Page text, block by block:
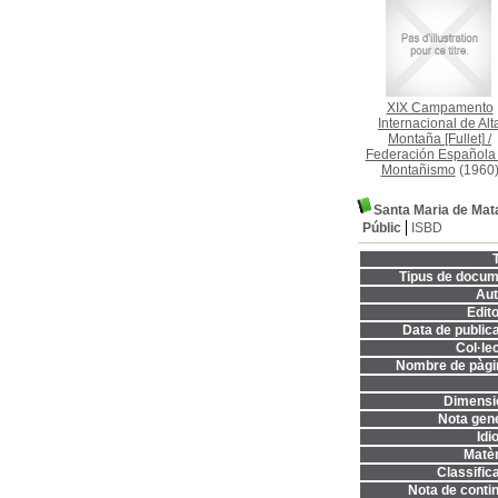
XIX Campamento
Internacional de
Montaña [Fullet] /
Federación Española
Montañismo(1960)
Santa Maria de
Públic
ISBD
Tipus de
Data de
Nombre de
Nota
Nota de